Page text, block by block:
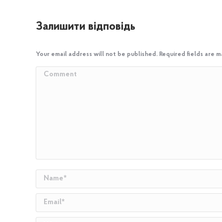
Залишити відповідь
Your email address will not be published. Required fields are
Comment
Name *
Email *